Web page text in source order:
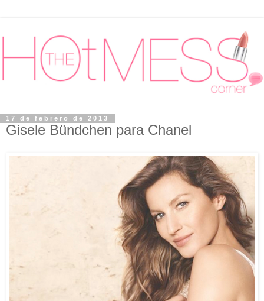
17 de febrero de 2013
Gisele Bündchen para Chanel